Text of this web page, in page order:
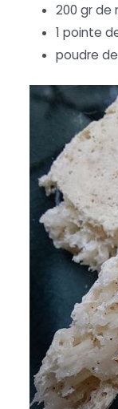
200 gr de
1 pointe
poudre